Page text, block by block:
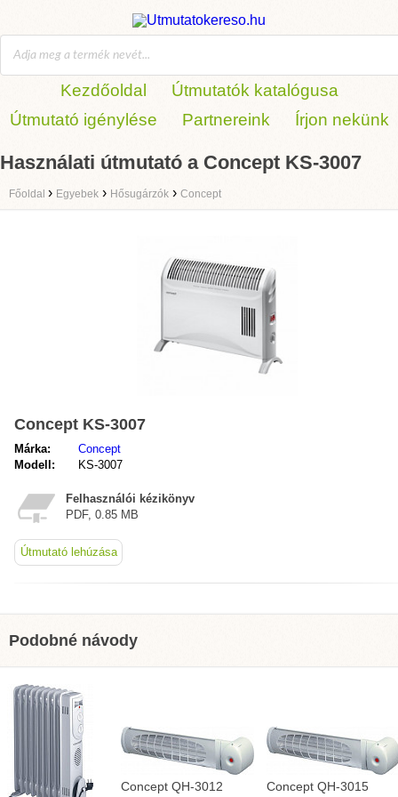
Kezdőoldal
Útmutatók katalógusa
Útmutató igénylése
Partnereink Írjon nekünk
Használati útmutató a Concept KS-3007
Főoldal › Egyebek › Hősugárzók › Concept
Concept KS-3007
Márka:
Concept
Modell:
KS-3007
Felhasználói kézikönyv
PDF, 0.85 MB
Útmutató lehúzása
Podobné návody
Concept QH-3012 Concept QH-3015